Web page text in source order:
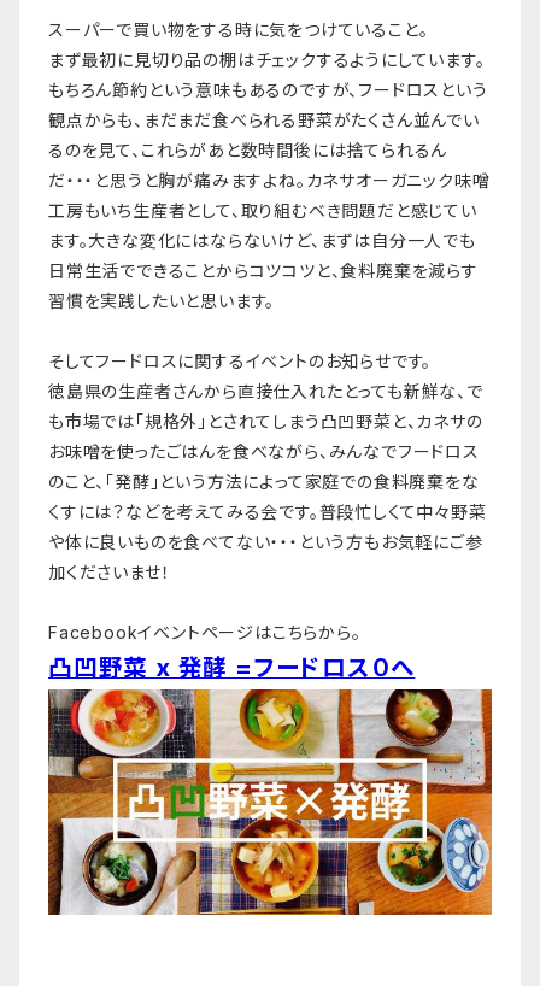
スーパーで買い物をする時に気をつけていること。
まず最初に見切り品の棚はチェックするようにしています。
もちろん節約という意味もあるのですが、フードロスという
観点からも、まだまだ食べられる野菜がたくさん並んでい
るのを見て、これらがあと数時間後には捨てられるん
だ・・・と思うと胸が痛みますよね。カネサオーガニック味噌
工房もいち生産者として、取り組むべき問題だと感じてい
ます。大きな変化にはならないけど、まずは自分一人でも
日常生活でできることからコツコツと、食料廃棄を減らす
習慣を実践したいと思います。
そしてフードロスに関するイベントのお知らせです。
徳島県の生産者さんから直接仕入れたとっても新鮮な、で
も市場では「規格外」とされてしまう凸凹野菜と、カネサの
お味噌を使ったごはんを食べながら、みんなでフードロス
のこと、「発酵」という方法によって家庭での食料廃棄をな
くすには？などを考えてみる会です。普段忙しくて中々野菜
や体に良いものを食べてない・・・という方もお気軽にご参
加くださいませ！
Facebookイベントページはこちらから。
凸凹野菜 x 発酵 =フードロス０へ